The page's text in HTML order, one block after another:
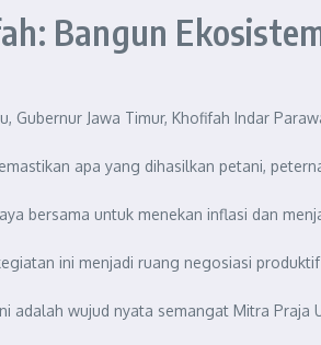
Bangun
Gubernur Jawa Timur, Khofifah Indar
apa yang dihasilkan petani,
bersama untuk menekan inflasi dan
ini menjadi ruang negosiasi
adalah wujud nyata semangat Mitra